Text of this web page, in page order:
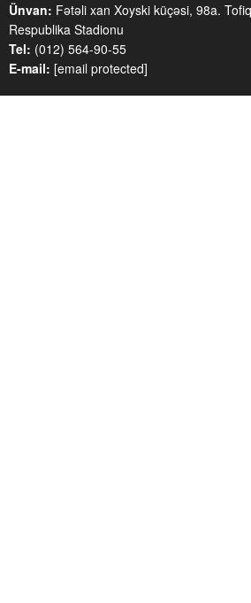
Ünvan: Fətəli xan Xoyski küçəsi, 98a.
Respublika Stadionu
Tel: (012) 564-90-55
E-mail: [email protected]